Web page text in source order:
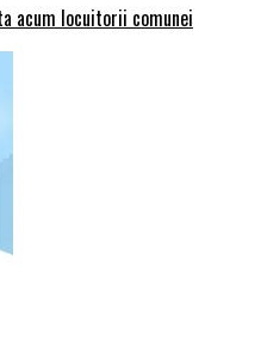
acum locuitorii comunei